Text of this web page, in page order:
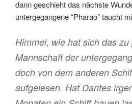
dann geschieht das nächste
untergegangene “Pharao” taucht
Himmel, wie hat sich das
Mannschaft der
doch von dem anderen
aufgelesen. Hat Dantes